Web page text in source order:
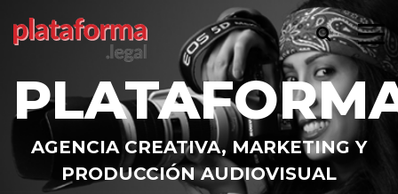
AGENCIA CREATIVA, MARKETING Y
PRODUCCIÓN AUDIOVISUAL